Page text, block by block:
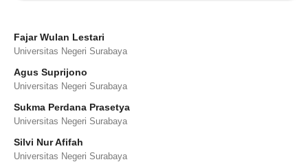
Fajar Wulan Lestari
Universitas Negeri Surabaya
Agus Suprijono
Universitas Negeri Surabaya
Sukma Perdana Prasetya
Universitas Negeri Surabaya
Silvi Nur Afifah
Universitas Negeri Surabaya